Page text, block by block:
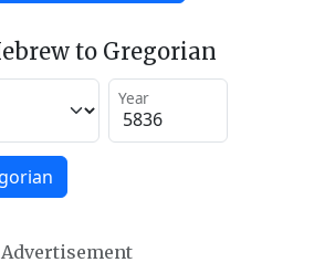
to Gregorian
Year
Advertisement